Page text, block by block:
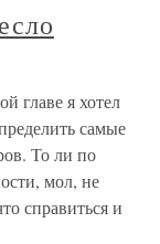
главе я хотел
самые
То ли по
мол, не
справиться и